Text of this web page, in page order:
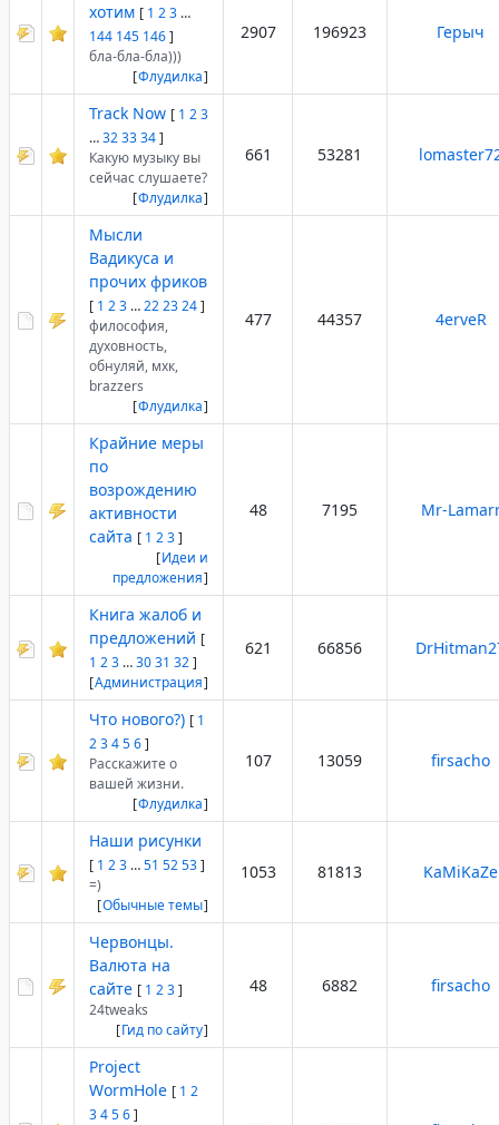
хотим [ 1 23 …
144 145 146]
бла-бла-бла)))
[Флудилка]
2907 196923 Герыч
Track Now [ 1 23
…323334]
Какую музыку вы
сейчас слушаете?
[Флудилка]
661 53281
Мысли
Вадикуса и
прочих фриков
[ 1 23 …222324]
философия,
духовность,
обнуляй, мхк,
brazzers
[Флудилка]
477 44357 4erveR
Крайние меры
по
возрождению
активности
сайта [ 1 23]
[Идеи и
предложения]
48 7195 Mr-
Книга жалоб и
предложений [
1 23 …3031 32]
[Администрация]
621 66856
Что нового?) [ 1
23456]
Расскажите о
вашей жизни.
[Флудилка]
107 13059 firsacho
Наши рисунки
[ 1 23 …51 5253]
=)
[Обычные темы]
1053 81813 KaMiKaZe
Червонцы.
Валюта на
сайте [ 1 23]
24tweaks
[Гид по сайту]
48 6882 firsacho
Project
WormHole [ 1 2
3456]